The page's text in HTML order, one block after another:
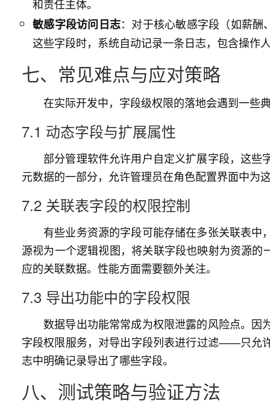
和责任主体。
敏感字段访问日志：对于核心敏感字段（如薪酬
这些字段时，系统自动记录一条日志，包含操作
七、常见难点与应对策略
在实际开发中，字段级权限的落地会遇到一些
7.1 动态字段与扩展属性
部分管理软件允许用户自定义扩展字段，这
元数据的一部分，允许管理员在角色配置界面中为
7.2 关联表字段的权限控制
有些业务资源的字段可能存储在多张关联表
源视为一个逻辑视图，将关联字段也映射为资源
应的关联数据。性能方面需要额外关注。
7.3 导出功能中的字段权限
数据导出功能常常成为权限泄露的风险点。
字段权限服务，对导出字段列表进行过滤——只允
志中明确记录导出了哪些字段。
八、测试策略与验证方法